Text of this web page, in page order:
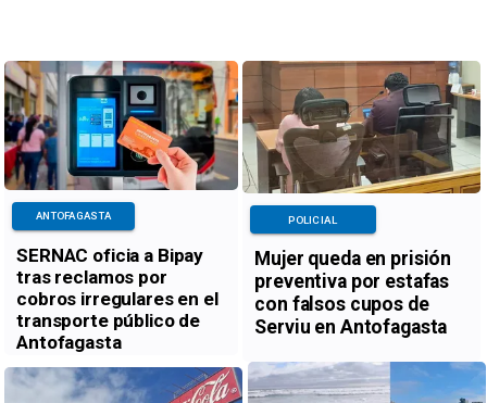
SERNAC oficia a Bipay
tras reclamos por
cobros irregulares en el
transporte público de
Antofagasta
ANTOFAGASTA
Mujer queda en prisión
preventiva por estafas
con falsos cupos de
Serviu en Antofagasta
POLICIAL